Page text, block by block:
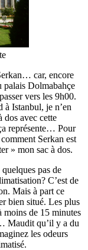
car, encore
palais Dolmabahçe
vers les 9h00.
à Istanbul, je n’en
avec cette
représente… Pour
Serkan est
» mon sac à dos.
pas de
C’est de
Mais à part ce
bien situé. Les plus
moins de 15 minutes
Maudit qu’il y a du
les odeurs